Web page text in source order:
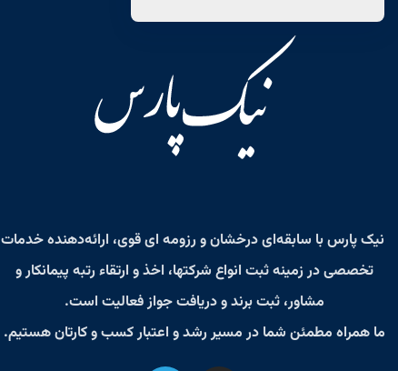
نیک پارسبا سابقه‌ای درخشان و رزومه‌ ای قوی، ارائه‌دهنده خدمات
تخصصی در زمینهثبت انواع شرکتها، اخذ و ارتقاء رتبه پیمانکار و
مشاور، ثبت برند و دریافت جواز فعالیتاست.
ما همراه مطمئن شما در مسیر رشد و اعتبار کسب‌ و کارتان هستیم.